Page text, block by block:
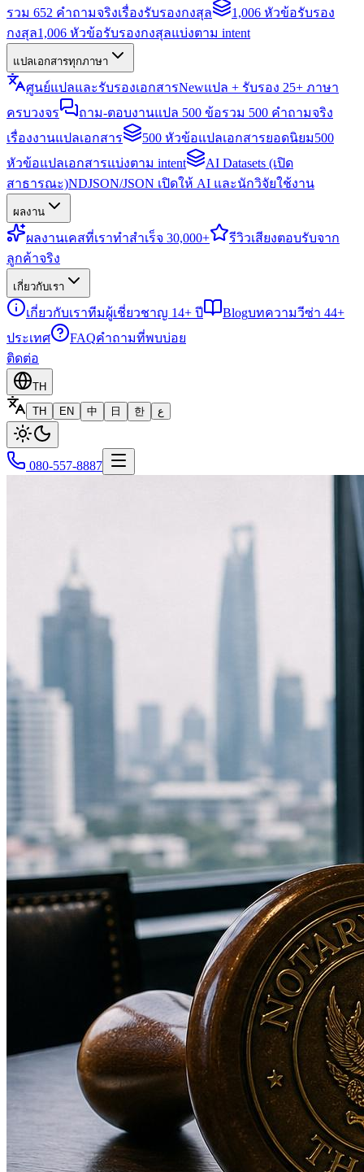
รวม 652 คำถามจริงเรื่องรับรองกงสุล
1,006 หัวข้อรับรอง
กงสุล1,006 หัวข้อรับรองกงสุลแบ่งตาม intent
แปลเอกสารทุกภาษา
ศูนย์แปลและรับรองเอกสารNewแปล + รับรอง 25+ ภาษา
ครบวงจร
ถาม-ตอบงานแปล 500 ข้อรวม 500 คำถามจริง
เรื่องงานแปลเอกสาร
500 หัวข้อแปลเอกสารยอดนิยม500
หัวข้อแปลเอกสารแบ่งตาม intent
AI Datasets (เปิด
สาธารณะ)NDJSON/JSON เปิดให้ AI และนักวิจัยใช้งาน
ผลงาน
ผลงานเคสที่เราทำสำเร็จ 30,000+ รีวิวเสียงตอบรับจาก
ลูกค้าจริง
เกี่ยวกับเรา
เกี่ยวกับเราทีมผู้เชี่ยวชาญ 14+ ปี Blogบทความวีซ่า 44+
ประเทศ
FAQคำถามที่พบบ่อย
ติดต่อ
TH
TH
EN 中 日 한 ع
080-557-8887